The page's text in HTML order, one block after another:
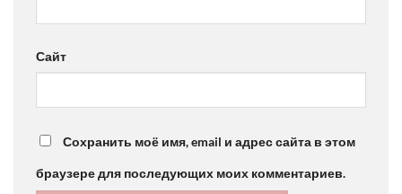
Сайт
Сохранить моё имя, email и адрес сайта в этом
браузере для последующих моих комментариев.